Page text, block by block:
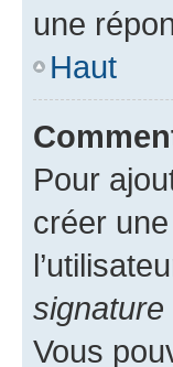
une
Haut
Pour
créer
signature
Vous